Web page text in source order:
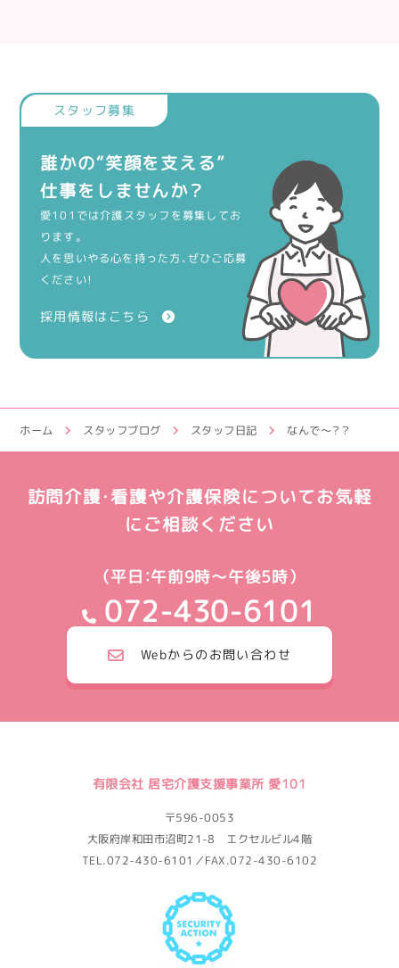
誰かの“笑顔を支える”
仕事をしませんか？
愛101では介護スタッフを募集してお
ります。
人を思いやる心を持った方、ぜひご応募
ください！
採用情報はこちら
ホーム スタッフブログ スタッフ日記 なんで～？？
訪問介護・看護や介護保険についてお気軽
にご相談ください
（平日：午前9時～午後5時）
072-430-6101
Webからのお問い合わせ
有限会社 居宅介護支援事業所 愛101
〒596-0053
大阪府岸和田市沼町21-8 エクセルビル4階
TEL.072-430-6101／FAX.072-430-6102